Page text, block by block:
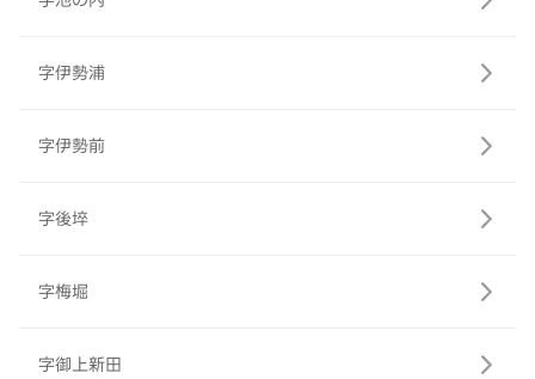
字伊勢浦
字伊勢前
字後埣
字梅堀
字御上新田